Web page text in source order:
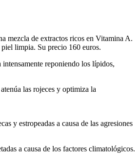
mezcla de extractos ricos en Vitamina A.
limpia. Su precio 160 euros.
reponiendo los lípidos,
las rojeces y optimiza la
y estropeadas a causa de las agresiones
a causa de los factores climatológicos.